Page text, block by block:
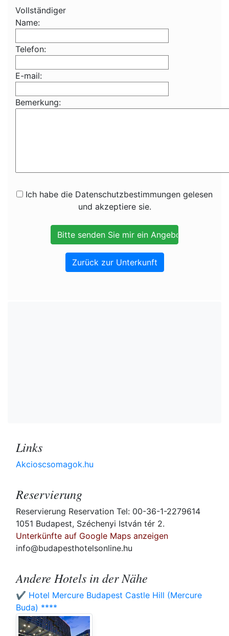
Vollständiger
Name:
Telefon:
E-mail:
Bemerkung:
Ich habe die Datenschutzbestimmungen gelesen
und akzeptiere sie.
Zurück zur Unterkunft
Links
Akcioscsomagok.hu
Reservierung
Reservierung Reservation Tel: 00-36-1-2279614
1051 Budapest, Széchenyi István tér 2.
Unterkünfte auf Google Maps anzeigen
info@budapesthotelsonline.hu
Andere Hotels in der Nähe
✔️ Hotel Mercure Budapest Castle Hill (Mercure
Buda) ****